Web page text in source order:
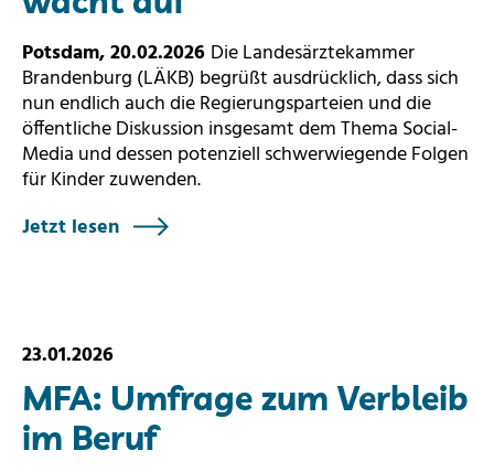
Potsdam, 20.02.2026 Die Landesärztekammer
Brandenburg (LÄKB) begrüßt ausdrücklich, dass sich
nun endlich auch die Regierungsparteien und die
öffentliche Diskussion insgesamt dem Thema Social-
Media und dessen potenziell schwerwiegende Folgen
für Kinder zuwenden.
Jetzt lesen
23.01.2026
MFA: Umfrage zum Verbleib
im Beruf